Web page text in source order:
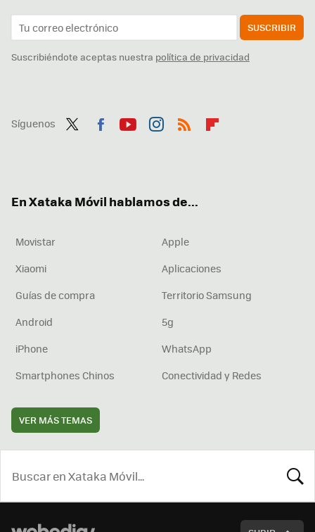
SUSCRIBIR
Suscribiéndote aceptas nuestra política de privacidad
Síguenos
En Xataka Móvil hablamos de...
Movistar
Apple
Xiaomi
Aplicaciones
Guías de compra
Territorio Samsung
Android
5g
iPhone
WhatsApp
Smartphones Chinos
Conectividad y Redes
VER MÁS TEMAS